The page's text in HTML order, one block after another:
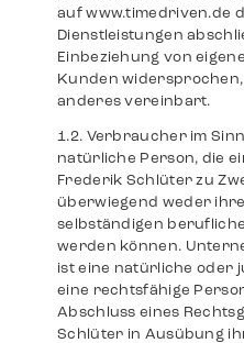
auf www.timedriven.de
Dienstleistungen
Einbeziehung von
Kunden widersprochen,
anderes vereinbart.
Verbraucher im
natürliche Person, die
Frederik Schlüter zu
überwiegend weder
selbständigen
werden können.
ist eine natürliche oder
eine rechtsfähige
Abschluss eines
Schlüter in Ausübung